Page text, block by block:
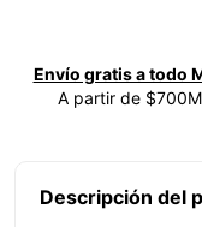
Envío gratis a todo
A partir de
Descripción del